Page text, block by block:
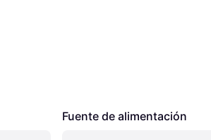
Fuente de alimentación